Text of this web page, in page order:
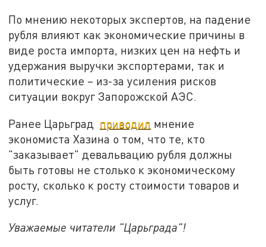
По мнению некоторых экспертов, на падение
рубля влияют как экономические причины в
виде роста импорта, низких цен на нефть и
удержания выручки экспортерами, так и
политические – из-за усиления рисков
ситуации вокруг Запорожской АЭС.
Ранее Царьград приводил мнение
экономиста Хазина о том, что те, кто
"заказывает" девальвацию рубля должны
быть готовы не столько к экономическому
росту, сколько к росту стоимости товаров и
услуг.
Уважаемые читатели "Царьграда"!